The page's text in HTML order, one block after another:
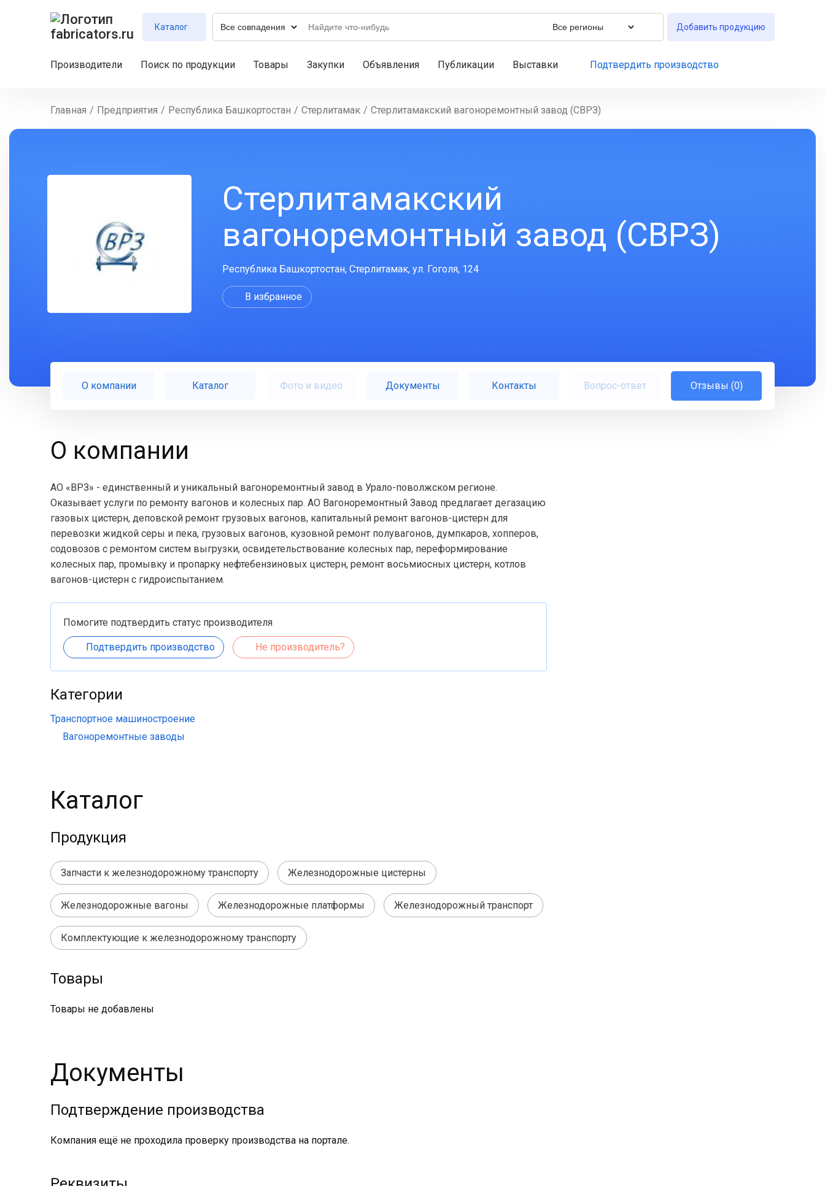
Каталог Добавить продукцию
Производители Поиск по продукции Товары Закупки Объявления Публикации Выставки Подтвердить производство
Главная / Предприятия / Республика Башкортостан / Стерлитамак / Стерлитамакский вагоноремонтный завод (СВРЗ)
Стерлитамакский
вагоноремонтный завод (СВРЗ)
Республика Башкортостан, Стерлитамак, ул. Гоголя, 124
В избранное
О компании Каталог Фото и видео Документы Контакты Вопрос-ответ Отзывы (0)
О компании
АО «ВРЗ» - единственный и уникальный вагоноремонтный завод в Урало-поволжском регионе.
Оказывает услуги по ремонту вагонов и колесных пар. АО Вагоноремонтный Завод предлагает дегазацию
газовых цистерн, деповской ремонт грузовых вагонов, капитальный ремонт вагонов-цистерн для
перевозки жидкой серы и пека, грузовых вагонов, кузовной ремонт полувагонов, думпкаров, хопперов,
содовозов с ремонтом систем выгрузки, освидетельствование колесных пар, переформирование
колесных пар, промывку и пропарку нефтебензиновых цистерн, ремонт восьмиосных цистерн, котлов
вагонов-цистерн с гидроиспытанием.
Помогите подтвердить статус производителя
Подтвердить производство Не производитель?
Категории
Транспортное машиностроение
Вагоноремонтные заводы
Каталог
Продукция
Запчасти к железнодорожному транспорту Железнодорожные цистерны
Железнодорожные вагоны Железнодорожные платформы Железнодорожный транспорт
Комплектующие к железнодорожному транспорту
Товары
Товары не добавлены
Документы
Подтверждение производства
Компания ещё не проходила проверку производства на портале.